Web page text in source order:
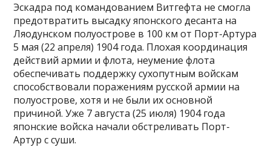
Эскадра под командованием Витгефта не смогла
предотвратить высадку японского десанта на
Ляодунском полуострове в 100 км от Порт-Артура
5 мая (22 апреля) 1904 года. Плохая координация
действий армии и флота, неумение флота
обеспечивать поддержку сухопутным войскам
способствовали поражениям русской армии на
полуострове, хотя и не были их основной
причиной. Уже 7 августа (25 июля) 1904 года
японские войска начали обстреливать Порт-
Артур с суши.